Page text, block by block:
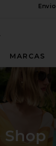
MARCAS